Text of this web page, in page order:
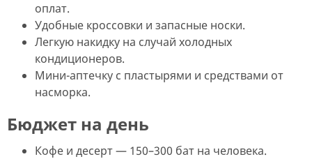
оплат.
Удобные кроссовки и запасные носки.
Легкую накидку на случай холодных
кондиционеров.
Мини-аптечку с пластырями и средствами от
насморка.
Бюджет на день
Кофе и десерт — 150–300 бат на человека.